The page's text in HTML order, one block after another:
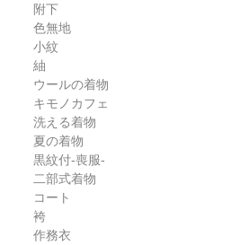
附下
色無地
小紋
紬
ウールの着物
キモノカフェ
洗える着物
夏の着物
黒紋付-喪服-
二部式着物
コート
袴
作務衣